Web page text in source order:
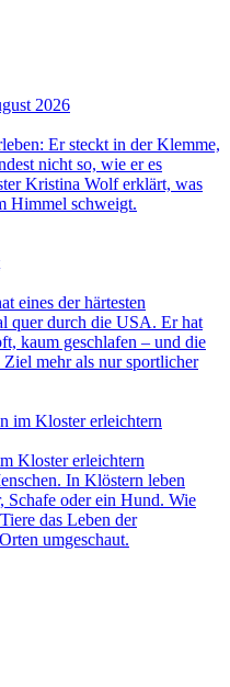
2026
Er steckt in der Klemme,
nicht so, wie er es
Kristina Wolf erklärt, was
Himmel schweigt.
eines der härtesten
quer durch die USA. Er hat
kaum geschlafen – und die
mehr als nur sportlicher
Kloster erleichtern
In Klöstern leben
Schafe oder ein Hund. Wie
das Leben der
umgeschaut.